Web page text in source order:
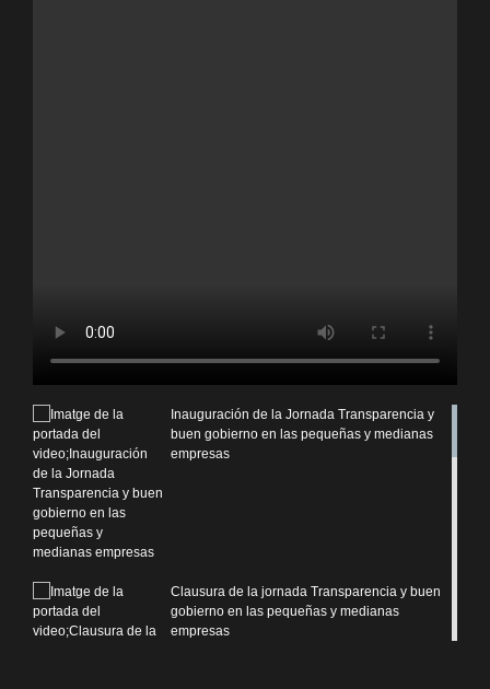
Inauguración de la Jornada Transparencia y
buen gobierno en las pequeñas y medianas
empresas
Clausura de la jornada Transparencia y buen
gobierno en las pequeñas y medianas
empresas